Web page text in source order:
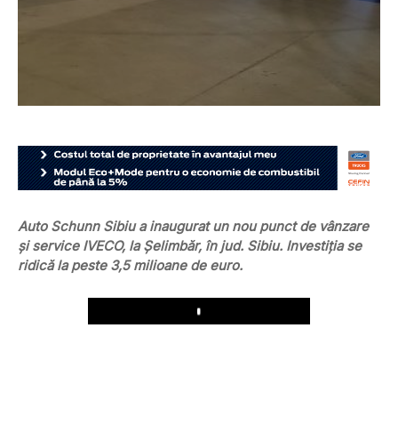
Auto Schunn Sibiu a inaugurat un nou punct de vânzare
și service IVECO, la Șelimbăr, în jud. Sibiu. Investiția se
ridică la peste 3,5 milioane de euro.
Play